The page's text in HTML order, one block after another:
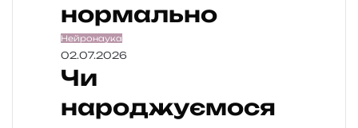
нормально
Нейронаука
02.07.2026
Чи
народжуємося